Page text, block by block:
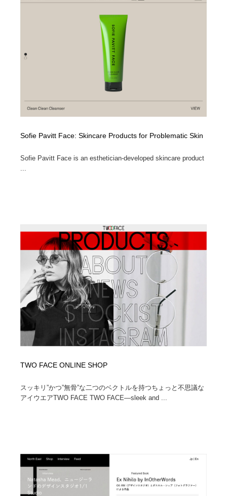
Sofie Pavitt Face: Skincare Products for Problematic Skin
Sofie Pavitt Face is an esthetician-developed skincare product
...
TWO FACE ONLINE SHOP
スッキリ”かつ”無骨”な二つのベクトルを持つちょっと不思議な
アイウエアTWO FACE TWO FACE—sleek and ...